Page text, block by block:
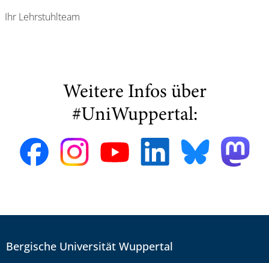
Ihr Lehrstuhlteam
Weitere Infos über
#UniWuppertal:
Bergische Universität Wuppertal